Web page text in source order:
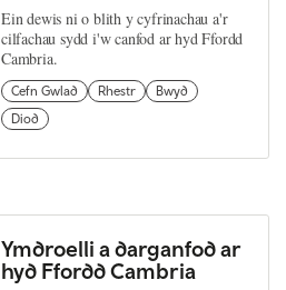
Ein dewis ni o blith y cyfrinachau a'r
cilfachau sydd i'w canfod ar hyd Ffordd
Cambria.
Cefn Gwlad Rhestr
Bwyd
Diod
Ymdroelli a darganfod ar
hyd Ffordd Cambria